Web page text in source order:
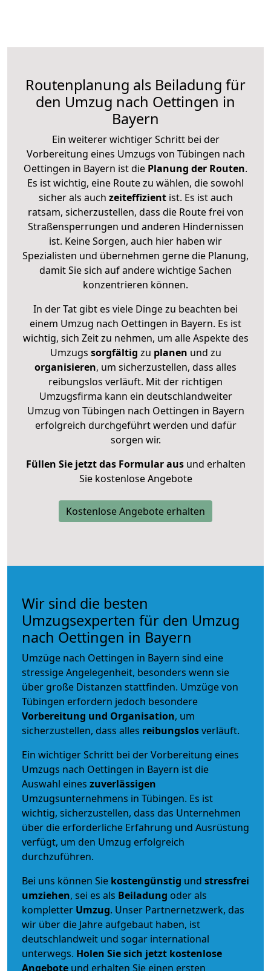
Routenplanung als Beiladung für
den Umzug nach Oettingen in
Bayern
Ein weiterer wichtiger Schritt bei der
Vorbereitung eines Umzugs von Tübingen nach
Oettingen in Bayern ist die Planung der Routen.
Es ist wichtig, eine Route zu wählen, die sowohl
sicher als auch zeiteffizientist. Es ist auch
ratsam, sicherzustellen, dass die Route frei von
Straßensperrungen und anderen Hindernissen
ist. Keine Sorgen, auch hier haben wir
Spezialisten und übernehmen gerne die Planung,
damit Sie sich auf andere wichtige Sachen
konzentrieren können.
In der Tat gibt es viele Dinge zu beachten bei
einem Umzug nach Oettingen in Bayern. Es ist
wichtig, sich Zeit zu nehmen, um alle Aspekte des
Umzugs sorgfältig zu planen und zu
organisieren, um sicherzustellen, dass alles
reibungslos verläuft. Mit der richtigen
Umzugsfirma kann ein deutschlandweiter
Umzug von Tübingen nach Oettingen in Bayern
erfolgreich durchgeführt werden und dafür
sorgen wir.
Füllen Sie jetzt das Formular ausund erhalten
Sie kostenlose Angebote
Kostenlose Angebote erhalten
Wir sind die besten
Umzugsexperten für den Umzug
nach Oettingen in Bayern
Umzüge nach Oettingen in Bayern sind eine
stressige Angelegenheit, besonders wenn sie
über große Distanzen stattfinden. Umzüge von
Tübingen erfordern jedoch besondere
Vorbereitung und Organisation, um
sicherzustellen, dass alles reibungslosverläuft.
Ein wichtiger Schritt bei der Vorbereitung eines
Umzugs nach Oettingen in Bayern ist die
Auswahl eines zuverlässigen
Umzugsunternehmens in Tübingen. Es ist
wichtig, sicherzustellen, dass das Unternehmen
über die erforderliche Erfahrung und Ausrüstung
verfügt, um den Umzug erfolgreich
durchzuführen.
Bei uns können Sie kostengünstig und stressfrei
umziehen, sei es als Beiladung oder als
kompletter Umzug. Unser Partnernetzwerk, das
wir über die Jahre aufgebaut haben, ist
deutschlandweit und sogar international
unterwegs. Holen Sie sich jetzt kostenlose
Angebote und erhalten Sie einen ersten